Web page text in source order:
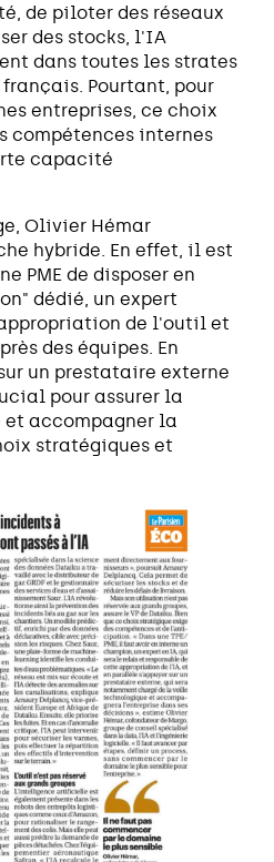
de piloter des réseaux
des stocks, l'IA
dans toutes les strates
Pourtant, pour
entreprises, ce choix
compétences internes
capacité
Olivier Hémar
hybride. En effet, il est
PME de disposer en
dédié, un expert
de l'outil et
des équipes. En
un prestataire externe
pour assurer la
accompagner la
stratégiques et